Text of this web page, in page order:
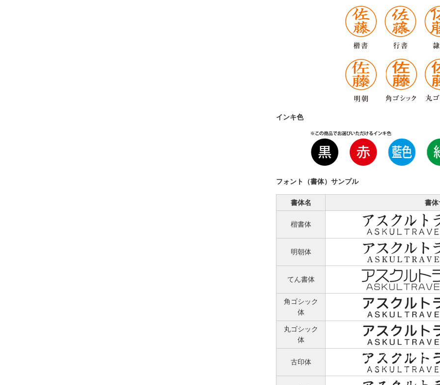
インキ色
フォント（書体）サンプル
書体名 書体
楷書体
明朝体
てん書体
角ゴシック
体
丸ゴシック
体
古印体